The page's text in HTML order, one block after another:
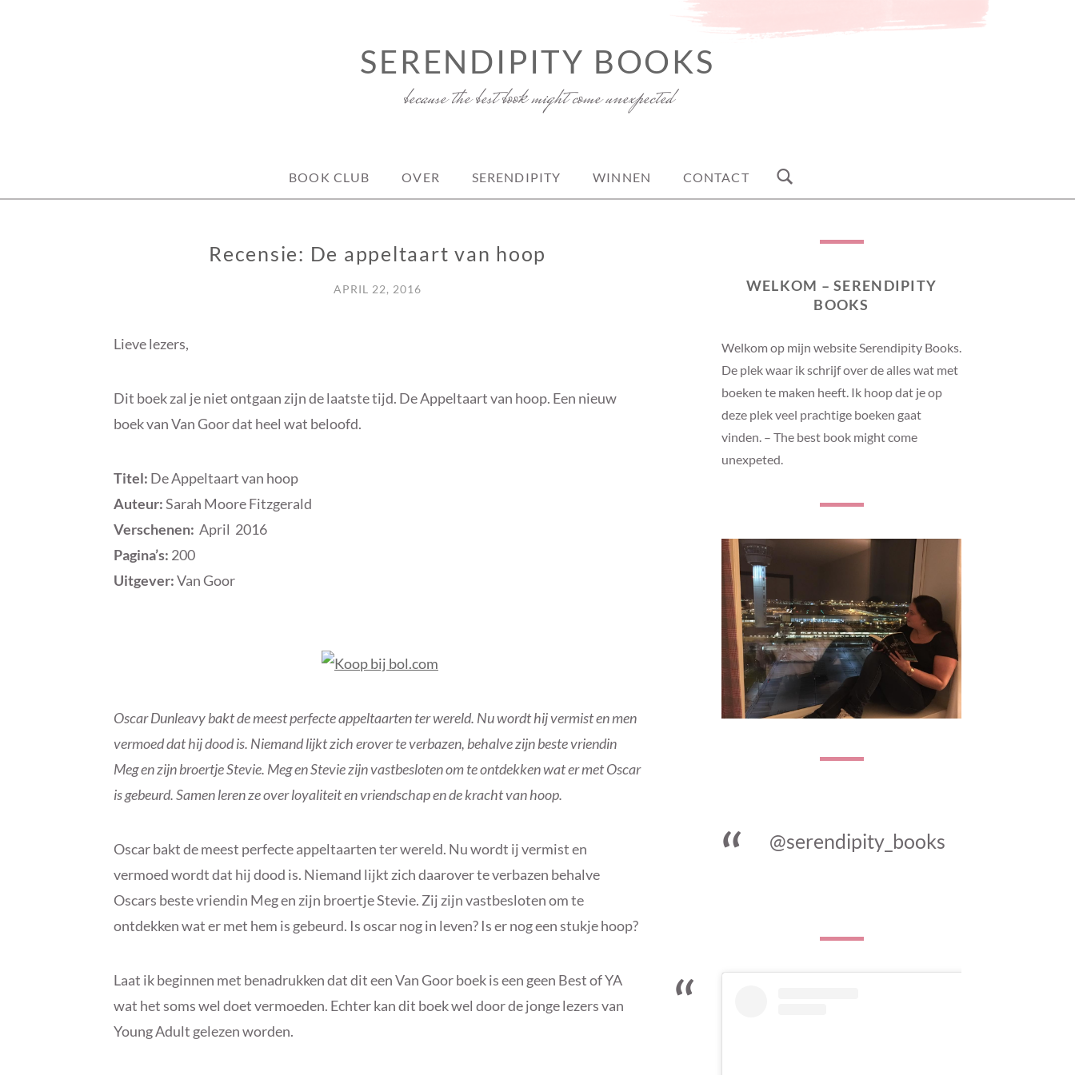
SERENDIPITY BOOKS
because the best book might come unexpected
BOOK CLUB OVER SERENDIPITY WINNEN CONTACT
Recensie: De appeltaart van hoop
APRIL 22, 2016
Lieve lezers,
Dit boek zal je niet ontgaan zijn de laatste tijd. De Appeltaart van hoop. Een nieuw
boek van Van Goor dat heel wat beloofd.
Titel: De Appeltaart van hoop
Auteur:Sarah Moore Fitzgerald
Verschenen: April 2016
Pagina’s: 200
Uitgever:Van Goor
Oscar Dunleavy bakt de meest perfecte appeltaarten ter wereld. Nu wordt hij vermist en men
vermoed dat hij dood is. Niemand lijkt zich erover te verbazen, behalve zijn beste vriendin
Meg en zijn broertje Stevie. Meg en Stevie zijn vastbesloten om te ontdekken wat er met Oscar
is gebeurd. Samen leren ze over loyaliteit en vriendschap en de kracht van hoop.
Oscar bakt de meest perfecte appeltaarten ter wereld. Nu wordt ij vermist en
vermoed wordt dat hij dood is. Niemand lijkt zich daarover te verbazen behalve
Oscars beste vriendin Meg en zijn broertje Stevie. Zij zijn vastbesloten om te
ontdekken wat er met hem is gebeurd. Is oscar nog in leven? Is er nog een stukje hoop?
Laat ik beginnen met benadrukken dat dit een Van Goor boek is een geen Best of YA
wat het soms wel doet vermoeden. Echter kan dit boek wel door de jonge lezers van
Young Adult gelezen worden.
WELKOM – SERENDIPITY
BOOKS
Welkom op mijn website Serendipity Books.
De plek waar ik schrijf over de alles wat met
boeken te maken heeft. Ik hoop dat je op
deze plek veel prachtige boeken gaat
vinden. – The best book might come
unexpeted.
@serendipity_books